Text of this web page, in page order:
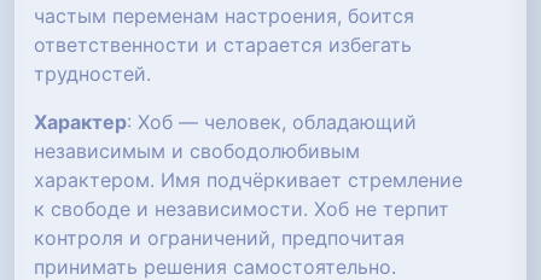
частым переменам настроения, боится
ответственности и старается избегать
трудностей.
Характер: Хоб — человек, обладающий
независимым и свободолюбивым
характером. Имя подчёркивает стремление
к свободе и независимости. Хоб не терпит
контроля и ограничений, предпочитая
принимать решения самостоятельно.